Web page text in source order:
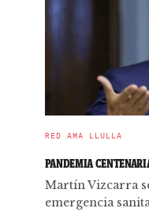
RED AMA LLULLA
PANDEMIA
Martín Vizcarra
emergencia